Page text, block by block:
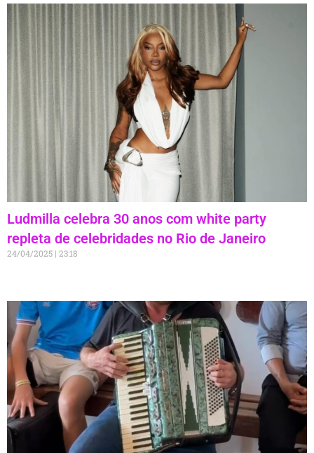
Ludmilla celebra 30 anos com white party
repleta de celebridades no Rio de Janeiro
24/04/2025 23:18